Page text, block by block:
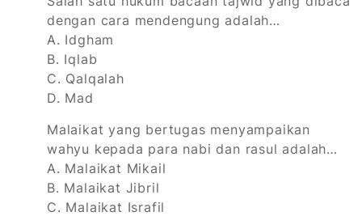
dengan cara mendengung adalah…
A. Idgham
B. Iqlab
C. Qalqalah
D. Mad
Malaikat yang bertugas menyampaikan
wahyu kepada para nabi dan rasul adalah…
A. Malaikat Mikail
B. Malaikat Jibril
C. Malaikat Israfil